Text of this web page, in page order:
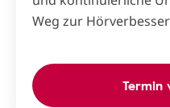
Weg zur
Termin